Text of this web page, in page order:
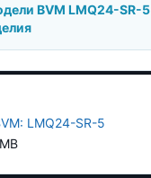
BVM LMQ24-SR-5
LMQ24-SR-5